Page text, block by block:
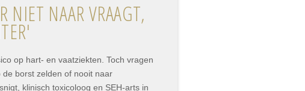
NIET NAAR VRAAGT,
op hart- en vaatziekten. Toch vragen
borst zelden of nooit naar
klinisch toxicoloog en SEH-arts in